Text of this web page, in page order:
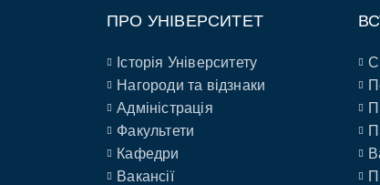
ПРО УНІВЕРСИТЕТ
Історія Університету
Нагороди та відзнаки
Адміністрація
Факультети
Кафедри
Вакансії